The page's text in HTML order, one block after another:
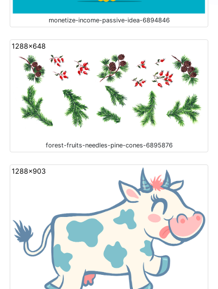
monetize-income-passive-idea-6894846
1288x648
forest-fruits-needles-pine-cones-6895876
1288x903